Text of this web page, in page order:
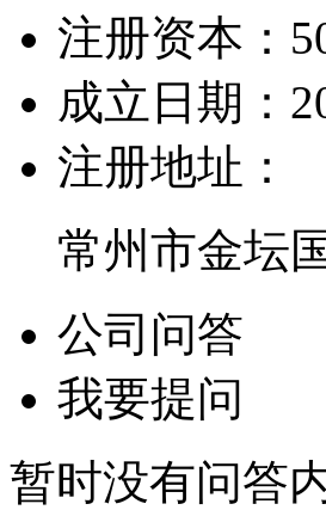
注册资本：
成立日期：
注册地址：
常州市金坛
公司问答
我要提问
暂时没有问答